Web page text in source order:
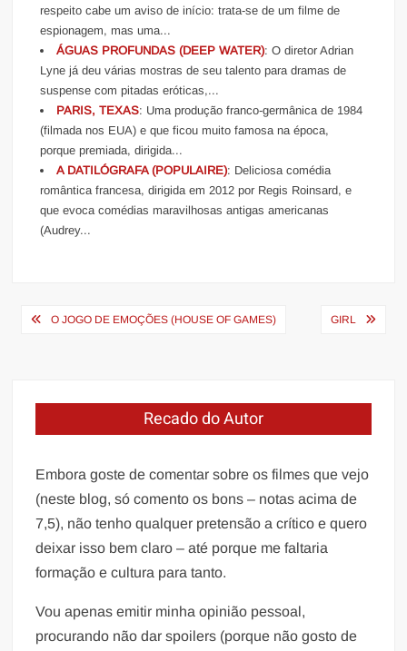
respeito cabe um aviso de início: trata-se de um filme de
espionagem, mas uma...
ÁGUAS PROFUNDAS (DEEP WATER): O diretor Adrian
Lyne já deu várias mostras de seu talento para dramas de
suspense com pitadas eróticas,...
PARIS, TEXAS: Uma produção franco-germânica de 1984
(filmada nos EUA) e que ficou muito famosa na época,
porque premiada, dirigida...
A DATILÓGRAFA (POPULAIRE): Deliciosa comédia
romântica francesa, dirigida em 2012 por Regis Roinsard, e
que evoca comédias maravilhosas antigas americanas
(Audrey...
Navegação
O JOGO DE EMOÇÕES (HOUSE OF GAMES) GIRL
Recado do Autor
Embora goste de comentar sobre os filmes que vejo
(neste blog, só comento os bons – notas acima de
7,5), não tenho qualquer pretensão a crítico e quero
deixar isso bem claro – até porque me faltaria
formação e cultura para tanto.
Vou apenas emitir minha opinião pessoal,
procurando não dar spoilers (porque não gosto de